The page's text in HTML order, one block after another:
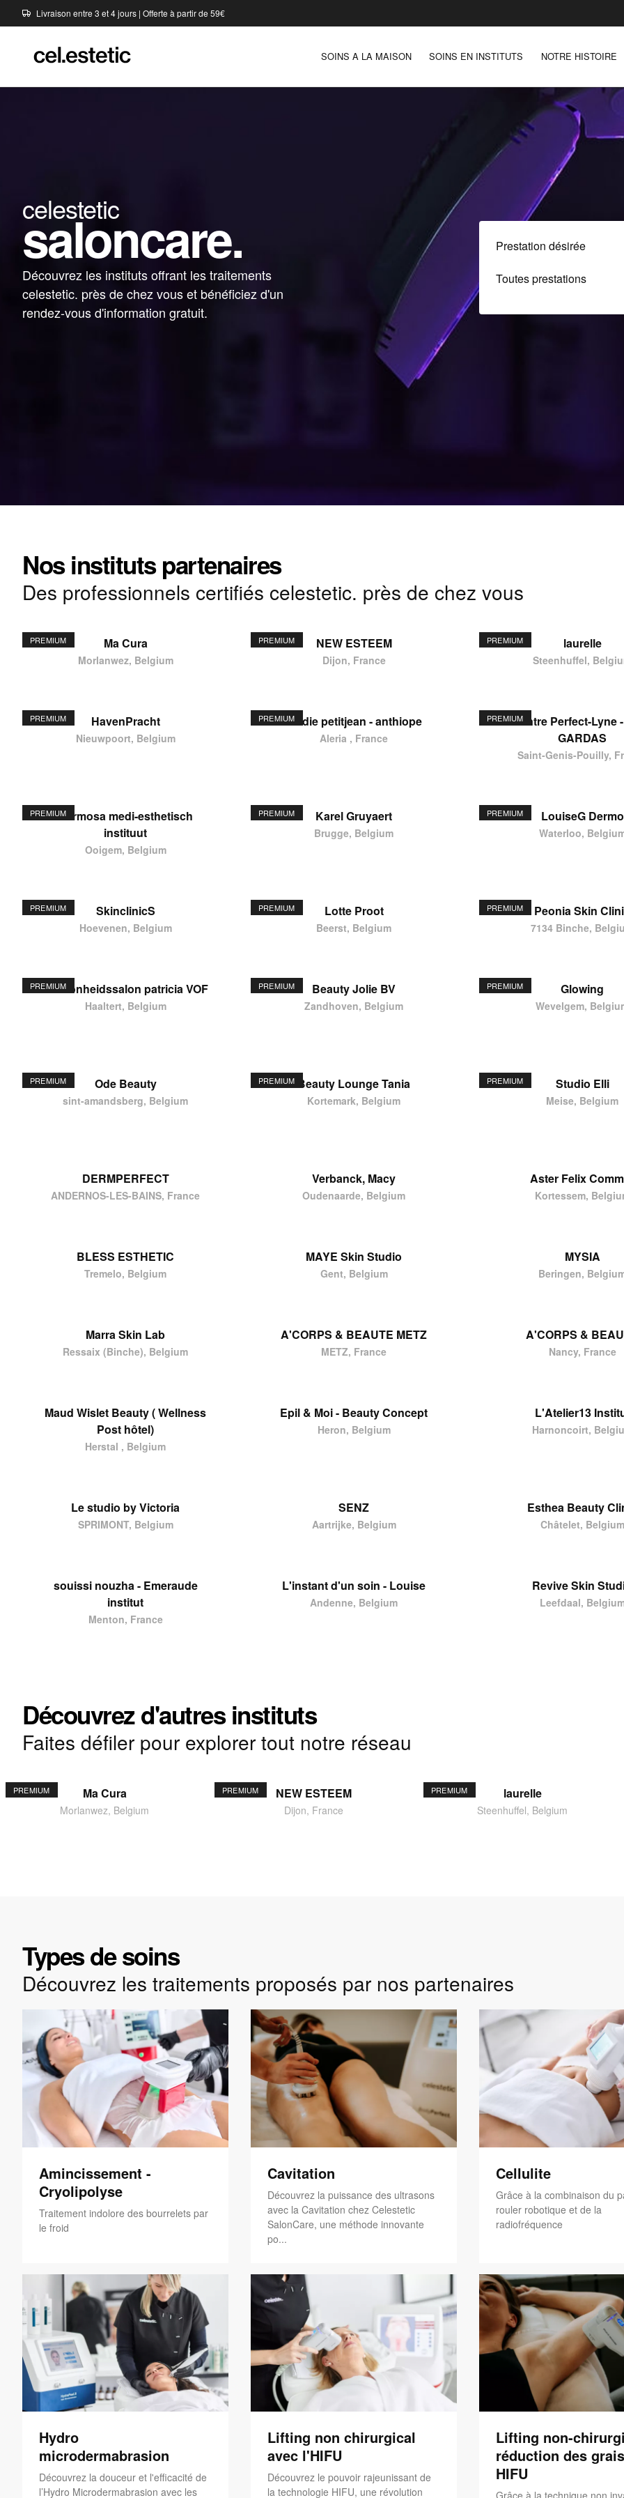
Livraison entre 3 et 4 jours | Offerte à partir de 59€
SOINS A LA MAISON SOINS EN INSTITUTS NOTRE HISTOIRE
celestetic
saloncare.
Découvrez les instituts offrant les traitements
celestetic. près de chez vous et bénéficiez d'un
rendez-vous d'information gratuit.
Prestation désirée
Nos instituts partenaires
Des professionnels certifiés celestetic. près de chez vous
PREMIUM Ma Cura
Morlanwez, Belgium
PREMIUM NEW ESTEEM
Dijon, France
PREMIUM laurelle
Steenhuffel,
PREMIUM HavenPracht
Nieuwpoort, Belgium
PREMIUMelodie petitjean - anthiope
Aleria , France
PREMIUMCentre Perfect-Lyne
GARDAS
Saint-Genis-Pouilly,
PREMIUMHermosa medi-esthetisch
instituut
Ooigem, Belgium
PREMIUM Karel Gruyaert
Brugge, Belgium
PREMIUM LouiseG Dermo
Waterloo,
PREMIUM SkinclinicS
Hoevenen, Belgium
PREMIUM Lotte Proot
Beerst, Belgium
PREMIUM Peonia Skin
7134 Binche,
PREMIUM
schoonheidssalon patricia VOF
Haaltert, Belgium
PREMIUM Beauty Jolie BV
Zandhoven, Belgium
PREMIUM Glowing
Wevelgem,
PREMIUM Ode Beauty
sint-amandsberg, Belgium
PREMIUM Beauty Lounge Tania
Kortemark, Belgium
PREMIUM Studio Elli
Meise, Belgium
DERMPERFECT
ANDERNOS-LES-BAINS, France
Verbanck, Macy
Oudenaarde, Belgium
Aster Felix
Kortessem,
BLESS ESTHETIC
Tremelo, Belgium
MAYE Skin Studio
Gent, Belgium
MYSIA
Beringen,
Marra Skin Lab
Ressaix (Binche), Belgium
A'CORPS & BEAUTE METZ
METZ, France
A'CORPS &
Nancy, France
Maud Wislet Beauty ( Wellness
Post hôtel)
Herstal , Belgium
Epil & Moi - Beauty Concept
Heron, Belgium
L'Atelier13
Harnoncoirt,
Le studio by Victoria
SPRIMONT, Belgium
SENZ
Aartrijke, Belgium
Esthea Beauty
Châtelet, Belgium
souissi nouzha - Emeraude
institut
Menton, France
L'instant d'un soin - Louise
Andenne, Belgium
Revive Skin
Leefdaal,
Découvrez d'autres instituts
Faites défiler pour explorer tout notre réseau
PREMIUM Ma Cura
Morlanwez, Belgium
PREMIUM NEW ESTEEM
Dijon, France
PREMIUM laurelle
Steenhuffel, Belgium
Types de soins
Découvrez les traitements proposés par nos partenaires
Amincissement -
Cryolipolyse
Traitement indolore des bourrelets par
le froid
Cavitation
Découvrez la puissance des ultrasons
avec la Cavitation chez Celestetic
SalonCare, une méthode innovante
po...
Cellulite
Grâce à la combinaison du
rouler robotique et de la
radiofréquence
Hydro
microdermabrasion
Découvrez la douceur et l'efficacité de
l’Hydro Microdermabrasion avec les
Lifting non chirurgical
avec l'HIFU
Découvrez le pouvoir rajeunissant de
la technologie HIFU, une révolution
Lifting non-
réduction des
HIFU